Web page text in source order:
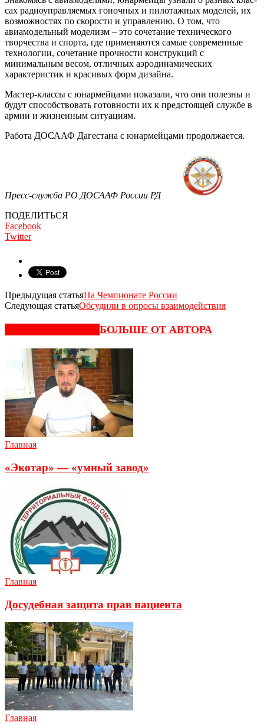
сах радиоуправляемых гоночных и пилотажных моделей, их
воз­можностях по скорости и управ­лению. О том, что
авиамодельный моделизм – это сочетание техни­ческого
творчества и спорта, где применяются самые современные
технологии, сочетание прочности конструкций с
минимальным ве­сом, отличных аэродинамических
характеристик и красивых форм дизайна.
Мастер-классы с юнармейцами показали, что они полезны и
бу­дут способствовать готовности их к предстоящей службе в
армии и жизненным ситуациям.
Работа ДОСААФ Дагестана с юнармейцами продолжается.
Пресс-служба РО ДОСААФ России РД
ПОДЕЛИТЬСЯ
Facebook
Twitter
Предыдущая статьяНа Чемпионате России
Следующая статьяОбсудили в опросы взаимодействия
БОЛЬШЕ ОТ АВТОРА
Главная
«Экотар» — «умный завод»
Главная
Досудебная защита прав пациента
Главная